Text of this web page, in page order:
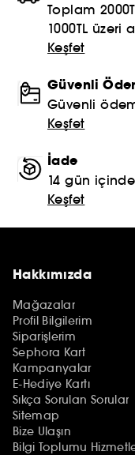
Toplam
1000TL üzeri
Keşfet
Güvenli
Güvenli
Keşfet
İade
14 gün
Keşfet
Hakkımızda
Mağazalar
Profil Bilgilerim
Siparişlerim
Sephora Kart
Kampanyalar
E-Hediye Kartı
Sıkça Sorulan Sorular
Sitemap
Bize Ulaşın
Bilgi Toplumu